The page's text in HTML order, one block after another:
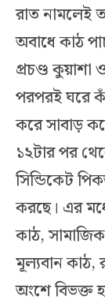
রাত নামলেই
অবাধে কাঠ
প্রচণ্ড কুয়াশা
পরপরই ঘরে
করে সাবাড়
১২টার পর
সিন্ডিকেট
করছে। এর
কাঠ,
মূল্যবান কাঠ,
অংশে বিভক্ত